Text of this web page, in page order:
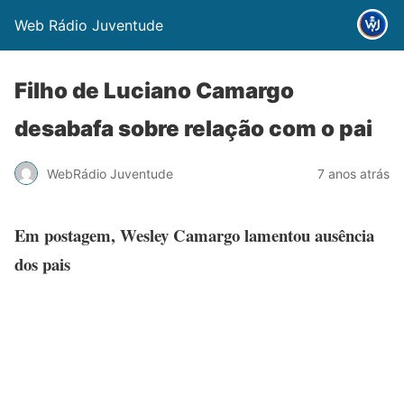
Web Rádio Juventude
Filho de Luciano Camargo
desabafa sobre relação com o pai
WebRádio Juventude 7 anos atrás
Em postagem, Wesley Camargo lamentou ausência
dos pais